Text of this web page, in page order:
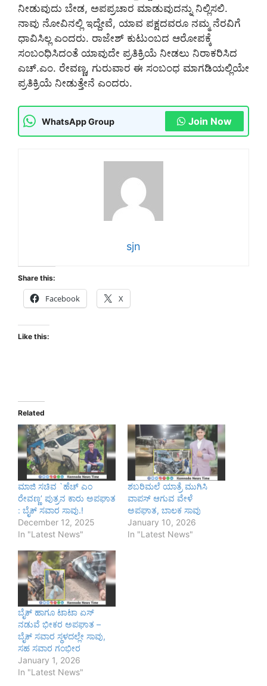
ನೀಡುವುದು ಬೇಡ, ಅಪಪ್ರಚಾರ ಮಾಡುವುದನ್ನು ನಿಲ್ಲಿಸಲಿ.
ನಾವು ನೋವಿನಲ್ಲಿ ಇದ್ದೇವೆ, ಯಾವ ಪಕ್ಷದವರೂ ನಮ್ಮ ನೆರವಿಗೆ
ಧಾವಿಸಿಲ್ಲ ಎಂದರು. ರಾಜೇಶ್ ಕುಟುಂಬದ ಆರೋಪಕ್ಕೆ
ಸಂಬಂಧಿಸಿದಂತೆ ಯಾವುದೇ ಪ್ರತಿಕ್ರಿಯೆ ನೀಡಲು ನಿರಾಕರಿಸಿದ
ಎಚ್.ಎಂ. ರೇವಣ್ಣ, ಗುರುವಾರ ಈ ಸಂಬಂಧ ಮಾಗಡಿಯಲ್ಲಿಯೇ
ಪ್ರತಿಕ್ರಿಯೆ ನೀಡುತ್ತೇನೆ ಎಂದರು.
WhatsApp Group Join Now
sjn
Share this:
Facebook X
Like this:
Related
ಮಾಜಿ ಸಚಿವ `ಹೆಚ್ ಎಂ
ರೇವಣ್ಣ’ ಪುತ್ರನ ಕಾರು ಅಪಘಾತ
: ಬೈಕ್ ಸವಾರ ಸಾವು.!
December 12, 2025
In "Latest News"
ಶಬರಿಮಲೆ ಯಾತ್ರೆ ಮುಗಿಸಿ
ವಾಪಸ್‌ ಆಗುವ ವೇಳೆ
ಅಪಘಾತ, ಬಾಲಕ ಸಾವು
January 10, 2026
In "Latest News"
ಬೈಕ್ ಹಾಗೂ ಟಾಟಾ ಏಸ್
ನಡುವೆ ಭೀಕರ ಅಪಘಾತ –
ಬೈಕ್ ಸವಾರ ಸ್ಥಳದಲ್ಲೇ ಸಾವು,
ಸಹ ಸವಾರ ಗಂಭೀರ
January 1, 2026
In "Latest News"